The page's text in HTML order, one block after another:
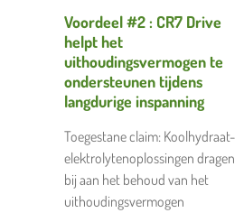
Voordeel #2 : CR7 Drive
helpt het
uithoudingsvermogen te
ondersteunen tijdens
langdurige inspanning
Toegestane claim: Koolhydraat-
elektrolytenoplossingen dragen
bij aan het behoud van het
uithoudingsvermogen